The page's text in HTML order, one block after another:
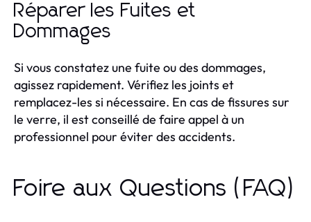
Réparer les Fuites et
Dommages
Si vous constatez une fuite ou des dommages,
agissez rapidement. Vérifiez les joints et
remplacez-les si nécessaire. En cas de fissures sur
le verre, il est conseillé de faire appel à un
professionnel pour éviter des accidents.
Foire aux Questions (FAQ)